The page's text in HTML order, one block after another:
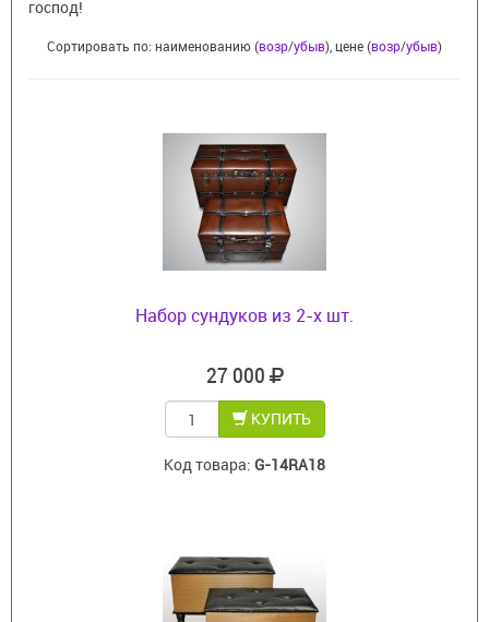
господ!
Сортировать по: наименованию (возр/убыв), цене (возр/убыв)
Набор сундуков из 2-х шт.
27 000
КУПИТЬ
Код товара: G-14RA18